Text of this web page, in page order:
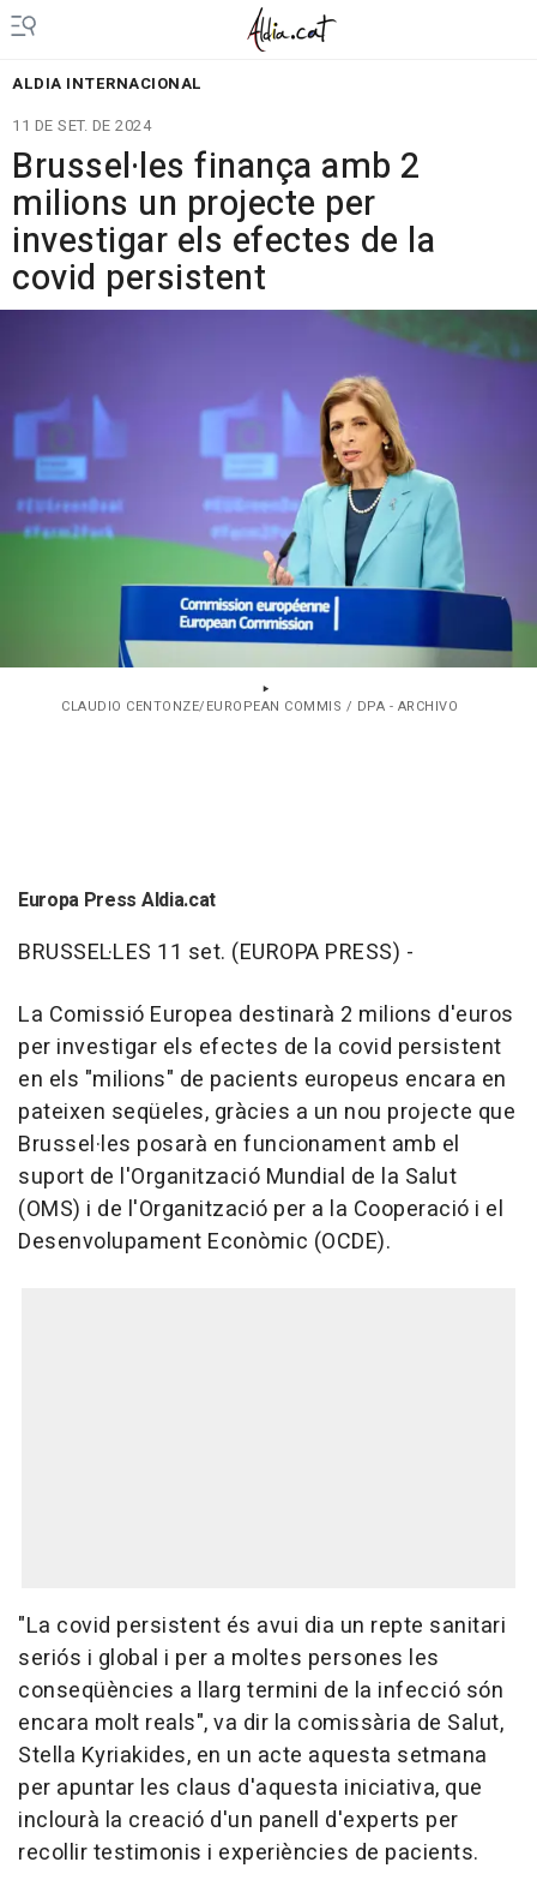
ALDIA INTERNACIONAL
11 DE SET. DE 2024
Brussel·les finança amb 2
milions un projecte per
investigar els efectes de la
covid persistent
CLAUDIO CENTONZE/EUROPEAN COMMIS / DPA - ARCHIVO
Europa Press Aldia.cat
BRUSSEL·LES 11 set. (EUROPA PRESS) -
La Comissió Europea destinarà 2 milions d'euros
per investigar els efectes de la covid persistent
en els "milions" de pacients europeus encara en
pateixen seqüeles, gràcies a un nou projecte que
Brussel·les posarà en funcionament amb el
suport de l'Organització Mundial de la Salut
(OMS) i de l'Organització per a la Cooperació i el
Desenvolupament Econòmic (OCDE).
"La covid persistent és avui dia un repte sanitari
seriós i global i per a moltes persones les
conseqüències a llarg termini de la infecció són
encara molt reals", va dir la comissària de Salut,
Stella Kyriakides, en un acte aquesta setmana
per apuntar les claus d'aquesta iniciativa, que
inclourà la creació d'un panell d'experts per
recollir testimonis i experiències de pacients.